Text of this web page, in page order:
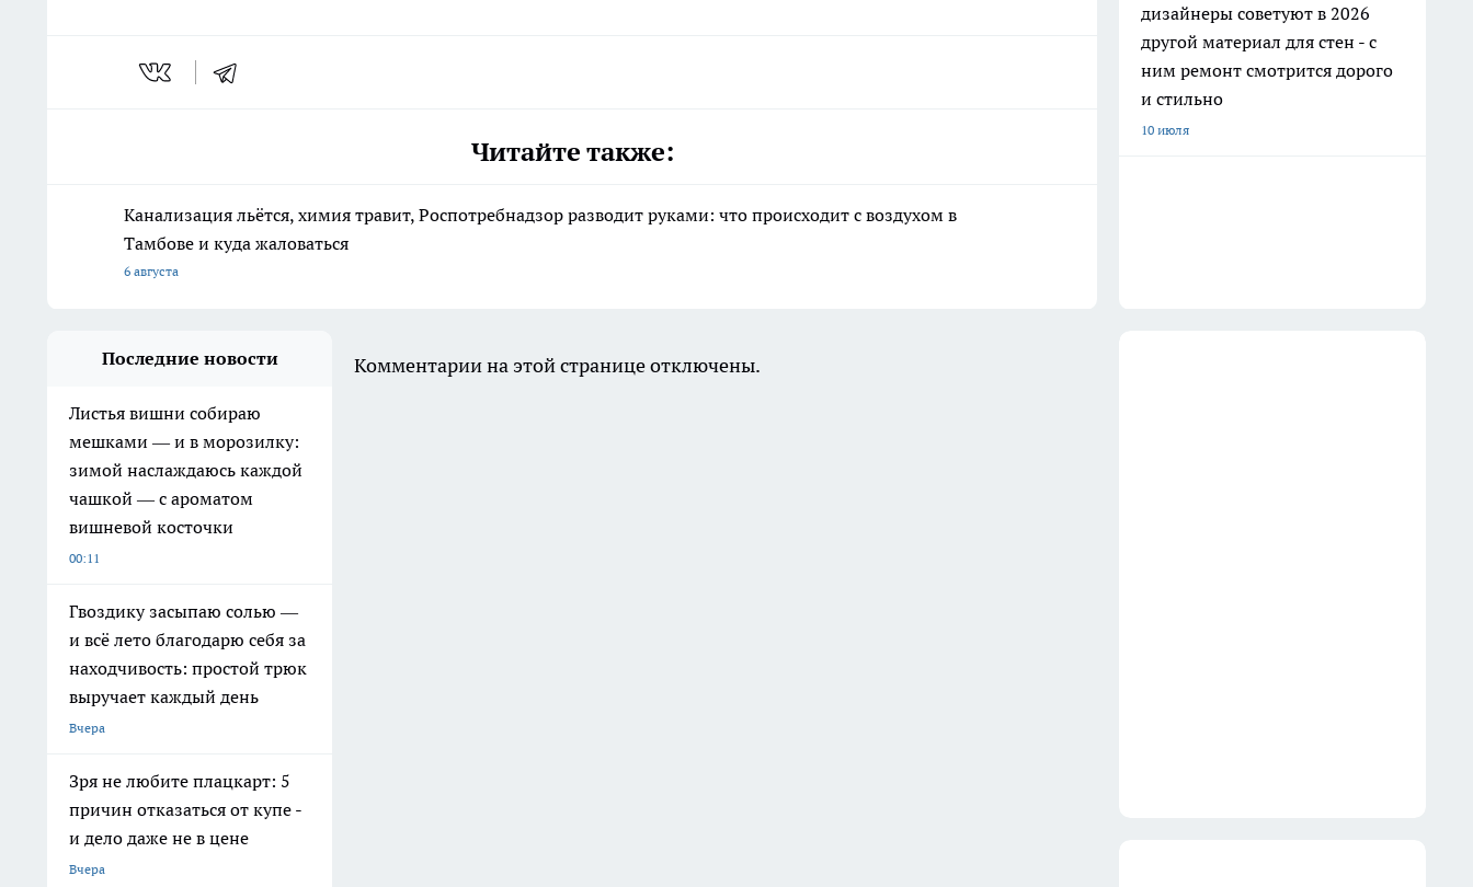
Читайте также:
Канализация льётся, химия травит, Роспотребнадзор разводит руками: что происходит с воздухом в
Тамбове и куда жаловаться
6 августа
дизайнеры советуют в 2026
другой материал для стен - с
ним ремонт смотрится дорого
и стильно
10 июля
Последние новости
Листья вишни собираю
мешками — и в морозилку:
зимой наслаждаюсь каждой
чашкой — с ароматом
вишневой косточки
00:11
Гвоздику засыпаю солью —
и всё лето благодарю себя за
находчивость: простой трюк
выручает каждый день
Вчера
Зря не любите плацкарт: 5
причин отказаться от купе -
и дело даже не в цене
Вчера
Комментарии на этой странице отключены.